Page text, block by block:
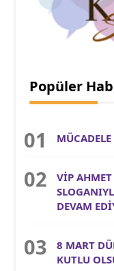
Popüler
VİP AHMET
DEVAM
8 MART
KUTLU